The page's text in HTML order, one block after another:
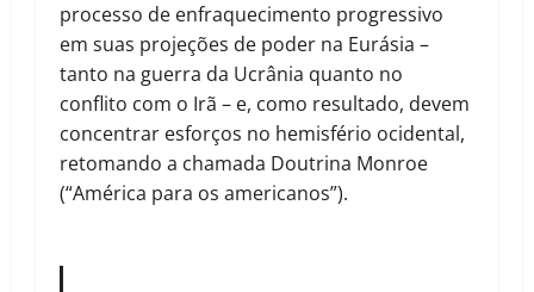
processo de enfraquecimento progressivo
em suas projeções de poder na Eurásia –
tanto na guerra da Ucrânia quanto no
conflito com o Irã – e, como resultado, devem
concentrar esforços no hemisfério ocidental,
retomando a chamada Doutrina Monroe
(“América para os americanos”).